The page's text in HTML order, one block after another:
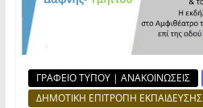
ΓΡΑΦΕΙΟ ΤΥΠΟΥ | ΑΝΑΚΟΙΝΩΣΕΙΣ
ΔΗΜΟΤΙΚΗ ΕΠΙΤΡΟΠΗ ΕΚΠΑΙΔΕΥΣΗΣ